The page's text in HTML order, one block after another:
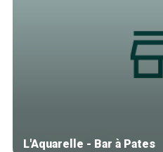
L'Aquarelle - Bar à Pates